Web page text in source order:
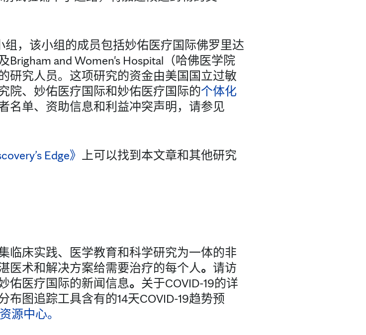
组，该小组的成员包括妙佑医疗国际佛罗里达
and Women's Hospital（哈佛医学院
研究人员。这项研究的资金由美国国立过敏
院、妙佑医疗国际和妙佑医疗国际的个体化
名单、资助信息和利益冲突声明，请参见
Edge》 上可以找到本文章和其他研究
临床实践、医学教育和科学研究为一体的非
医术和解决方案给需要治疗的每个人。 请访
佑医疗国际的新闻信息。 关于COVID-19的详
图追踪工具含有的14天COVID-19趋势预
源中心。